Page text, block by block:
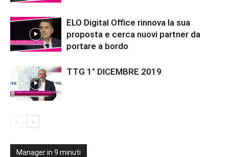
ELO Digital Office rinnova la sua
proposta e cerca nuovi partner da
portare a bordo
TTG 1° DICEMBRE 2019
Manager in 9 minuti